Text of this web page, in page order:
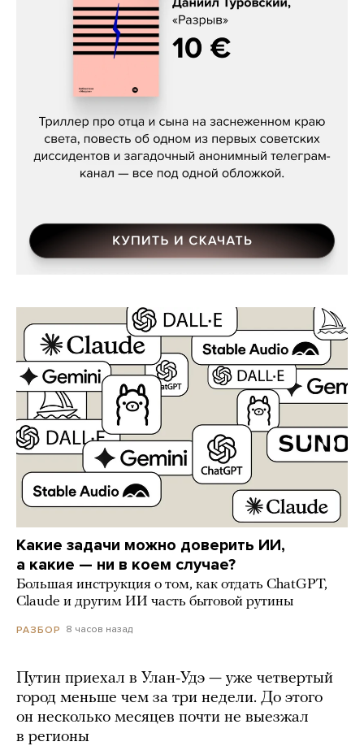
Даниил Туровский, «Разрыв»
Какие задачи можно доверить ИИ,
а какие — ни в коем случае?
Большая инструкция о том, как отдать ChatGPT,
Claude и другим ИИ часть бытовой рутины
РАЗБОР 8 часов назад
Путин приехал в Улан-Удэ — уже четвертый
город меньше чем за три недели. До этого
он несколько месяцев почти не выезжал
в регионы